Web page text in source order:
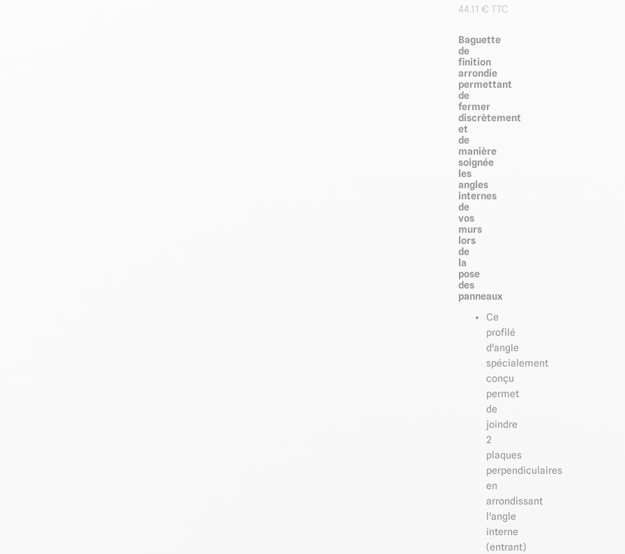
44.11 € TTC
Baguette
de
finition
arrondie
permettant
de
fermer
discrètement
et
de
manière
soignée
les
angles
internes
de
vos
murs
lors
de
la
pose
des
panneaux
Ce
profilé
d'angle
spécialement
conçu
permet
de
joindre
2
plaques
perpendiculaires
en
arrondissant
l'angle
interne
(entrant)